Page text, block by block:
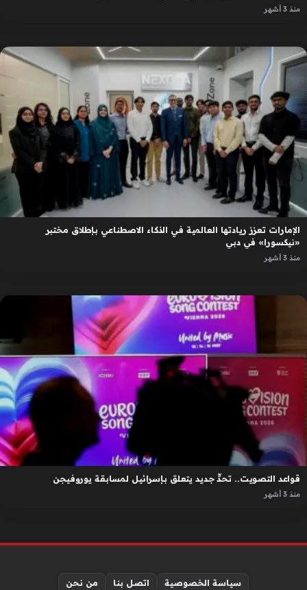
منذ 3 أشهر
الإمارات تعزز ريادتها العالمية في الذكاء الاصطناعي بإطلاق مختبر
«نيكسورا» في دبي
منذ 3 أشهر
قواعد التصويت.. تحدٍّ جديد يتعلق بإسرائيل لمسابقة يوروفيجن
منذ 3 أشهر
سياسة الخصوصية اتصل بنا من نحن